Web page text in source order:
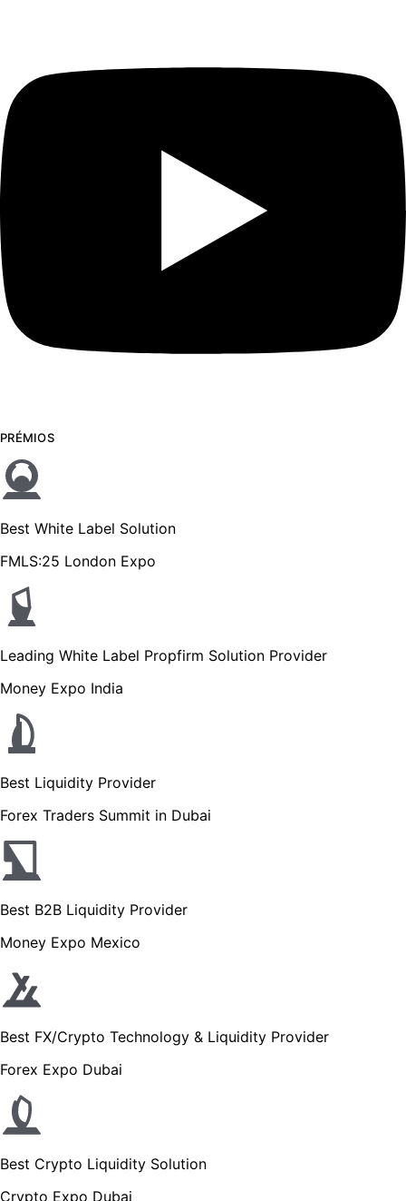
PRÉMIOS
Best White Label Solution
FMLS:25 London Expo
Leading White Label Propfirm Solution Provider
Money Expo India
Best Liquidity Provider
Forex Traders Summit in Dubai
Best B2B Liquidity Provider
Money Expo Mexico
Best FX/Crypto Technology & Liquidity Provider
Forex Expo Dubai
Best Crypto Liquidity Solution
Crypto Expo Dubai